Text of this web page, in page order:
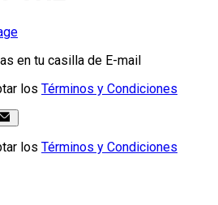
en tu casilla de E-mail
los Términos y Condiciones
los Términos y Condiciones